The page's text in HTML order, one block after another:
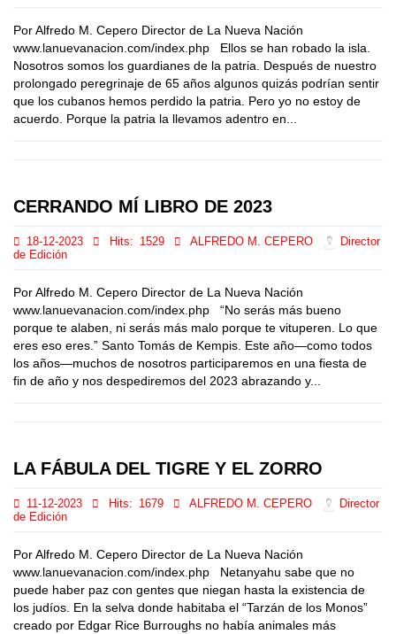
Por Alfredo M. Cepero Director de La Nueva Nación
www.lanuevanacion.com/index.php Ellos se han robado la isla.
Nosotros somos los guardianes de la patria. Después de nuestro
prolongado peregrinaje de 65 años algunos quizás podrían sentir
que los cubanos hemos perdido la patria. Pero yo no estoy de
acuerdo. Porque la patria la llevamos adentro en...
CERRANDO MÍ LIBRO DE 2023
18-12-2023 Hits: 1529 ALFREDO M. CEPERO
Director
de Edición
Por Alfredo M. Cepero Director de La Nueva Nación
www.lanuevanacion.com/index.php “No serás más bueno
porque te alaben, ni serás más malo porque te vituperen. Lo que
eres eso eres.” Santo Tomás de Kempis. Este año—como todos
los años—muchos de nosotros participaremos en una fiesta de
fin de año y nos despediremos del 2023 abrazando y...
LA FÁBULA DEL TIGRE Y EL ZORRO
11-12-2023 Hits: 1679 ALFREDO M. CEPERO
Director
de Edición
Por Alfredo M. Cepero Director de La Nueva Nación
www.lanuevanacion.com/index.php Netanyahu sabe que no
puede haber paz con gentes que niegan hasta la existencia de
los judíos. En la selva donde habitaba el “Tarzán de los Monos”
creado por Edgar Rice Burroughs no había animales más